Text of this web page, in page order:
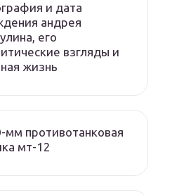
и дата
андрея
его
взгляды и
жизнь
мм противотанковая
мт-12